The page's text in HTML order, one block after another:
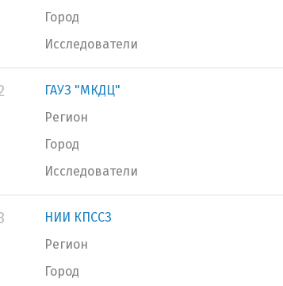
Город
Исследователи
ГАУЗ "МКДЦ"
Регион
Город
Исследователи
НИИ КПССЗ
Регион
Город